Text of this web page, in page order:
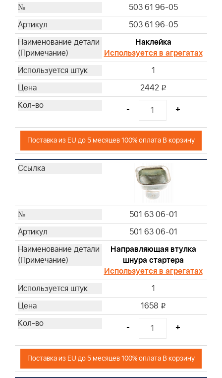
503 61 96-05
503 61 96-05
Наклейка
Используется в агрегатах
1
2442 i
- +
Поставка из EU до 5 месяцев 100% оплата В корзину
501 63 06-01
501 63 06-01
Направляющая втулка
шнура стартера
Используется в агрегатах
1
1658 i
- +
Поставка из EU до 5 месяцев 100% оплата В корзину